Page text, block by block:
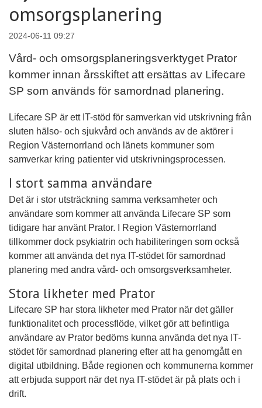
omsorgsplanering
2024-06-11 09:27
Vård- och omsorgsplaneringsverktyget Prator
kommer innan årsskiftet att ersättas av Lifecare
SP som används för samordnad planering.
Lifecare SP är ett IT-stöd för samverkan vid utskrivning från
sluten hälso- och sjukvård och används av de aktörer i
Region Västernorrland och länets kommuner som
samverkar kring patienter vid utskrivningsprocessen.
I stort samma användare
Det är i stor utsträckning samma verksamheter och
användare som kommer att använda Lifecare SP som
tidigare har använt Prator. I Region Västernorrland
tillkommer dock psykiatrin och habiliteringen som också
kommer att använda det nya IT-stödet för samordnad
planering med andra vård- och omsorgsverksamheter.
Stora likheter med Prator
Lifecare SP har stora likheter med Prator när det gäller
funktionalitet och processflöde, vilket gör att befintliga
användare av Prator bedöms kunna använda det nya IT-
stödet för samordnad planering efter att ha genomgått en
digital utbildning. Både regionen och kommunerna kommer
att erbjuda support när det nya IT-stödet är på plats och i
drift.